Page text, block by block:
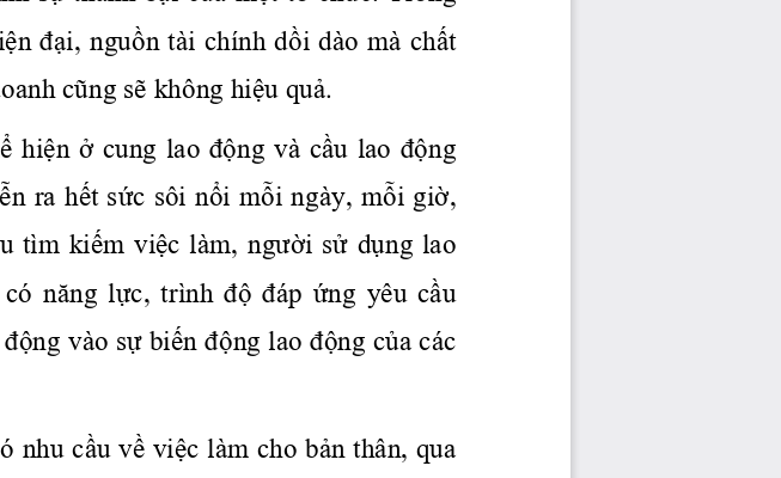
đại, nguồn tài chính dồi dào mà chất
cũng sẽ không hiệu quả.
hiện ở
  cung  lao
động
  và
cầu
  lao
động
ra hết sức sôi nổi mỗi ngày, mỗi giờ,
  tìm
kiếm việc
  làm,
người sử dụng
  lao
có
năng lực,
  trình
độ đáp ứng
  yêu
cầu
động vào sự biến động lao động của các
nhu cầu về việc làm cho bản thân, qua